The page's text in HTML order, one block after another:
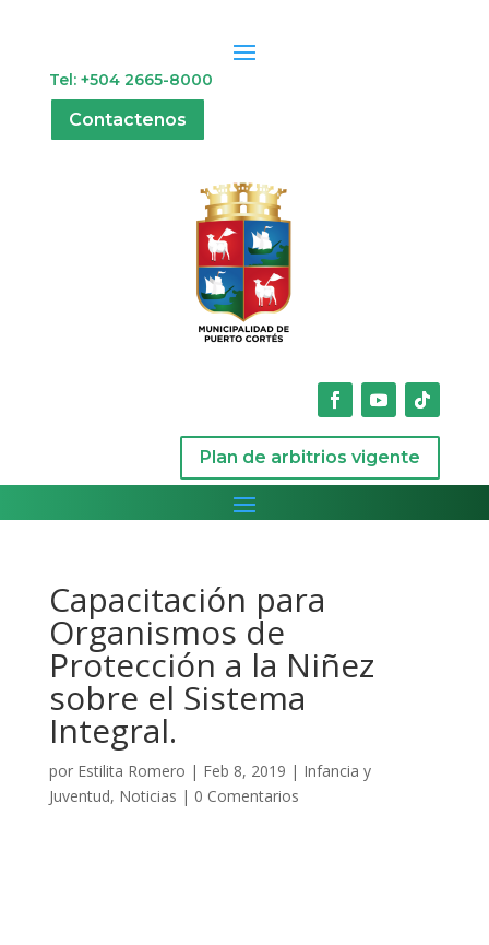
Tel: +504 2665-8000
Contactenos
Plan de arbitrios vigente
Capacitación para
Organismos de
Protección a la Niñez
sobre el Sistema
Integral.
por Estilita Romero | Feb 8, 2019 | Infancia y
Juventud, Noticias | 0 Comentarios